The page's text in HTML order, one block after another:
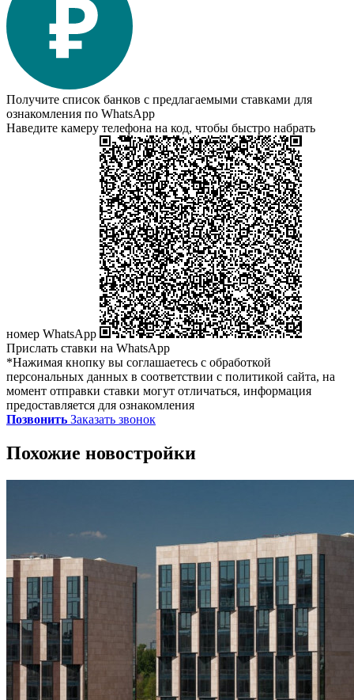
Получите список банков с предлагаемыми ставками для
ознакомления по WhatsApp
Наведите камеру телефона на код, чтобы быстро набрать
номер WhatsApp
Прислать ставки на WhatsApp
*Нажимая кнопку вы соглашаетесь с обработкой
персональных данных в соответствии с политикой сайта, на
момент отправки ставки могут отличаться, информация
предоставляется для ознакомления
Позвонить Заказать звонок
Похожие новостройки